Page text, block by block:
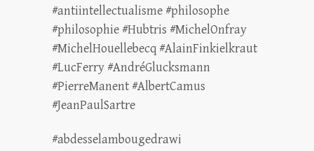
#antiintellectualisme #philosophe
#philosophie #Hubtris #MichelOnfray
#MichelHouellebecq #AlainFinkielkraut
#LucFerry #AndréGlucksmann
#PierreManent #AlbertCamus
#JeanPaulSartre
#abdesselambougedrawi